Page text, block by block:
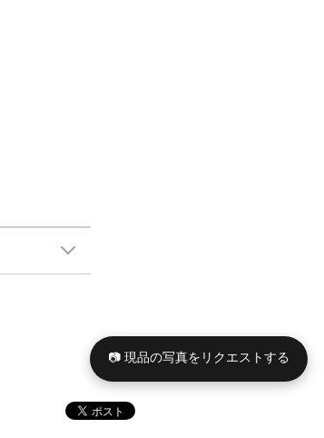
📷 現品の写真をリクエストする